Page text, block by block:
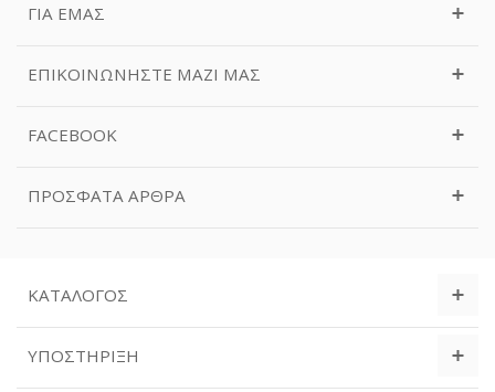
ΓΙΑ ΕΜΆΣ
ΕΠΙΚΟΙΝΩΝΉΣΤΕ ΜΑΖΊ ΜΑΣ
FACEBOOK
ΠΡΌΣΦΑΤΑ ΆΡΘΡΑ
ΚΑΤΆΛΟΓΟΣ
ΥΠΟΣΤΉΡΙΞΗ